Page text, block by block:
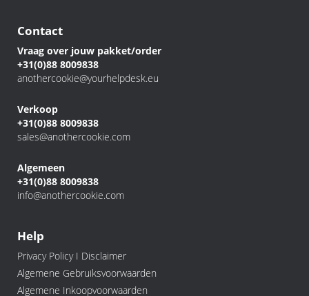
Contact
Vraag over jouw pakket/order
+31(0)88 8009838
anothercookie@yourhelpdesk.eu
Verkoop
+31(0)88 8009838
sales@anothercookie.com
Algemeen
+31(0)88 8009838
info@anothercookie.com
Help
Privacy Policy I Disclaimer
Algemene Gebruiksvoorwaarden
Algemene Inkoopvoorwaarden